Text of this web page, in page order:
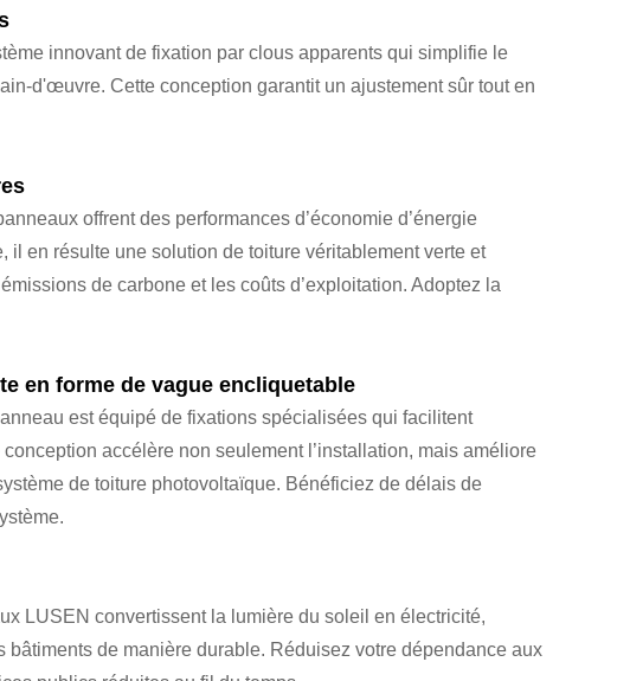
innovant de fixation par clous apparents qui simplifie le
d'œuvre. Cette conception garantit un ajustement sûr tout en
offrent des performances d’économie d’énergie
il en résulte une solution de toiture véritablement verte et
de carbone et les coûts d’exploitation. Adoptez la
en forme de vague encliquetable
est équipé de fixations spécialisées qui facilitent
accélère non seulement l’installation, mais améliore
de toiture photovoltaïque. Bénéficiez de délais de
LUSEN convertissent la lumière du soleil en électricité,
de manière durable. Réduisez votre dépendance aux